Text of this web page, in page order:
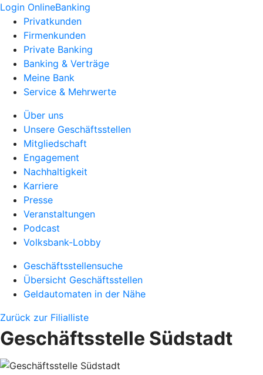
Login OnlineBanking
Privatkunden
Firmenkunden
Private Banking
Banking & Verträge
Meine Bank
Service & Mehrwerte
Über uns
Unsere Geschäftsstellen
Mitgliedschaft
Engagement
Nachhaltigkeit
Karriere
Presse
Veranstaltungen
Podcast
Volksbank-Lobby
Geschäftsstellensuche
Übersicht Geschäftsstellen
Geldautomaten in der Nähe
Zurück zur Filialliste
Geschäftsstelle Südstadt